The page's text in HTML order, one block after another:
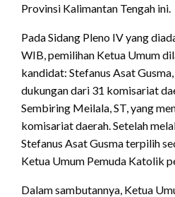
Provinsi Kalimantan Tengah ini.
Pada Sidang Pleno IV yang
WIB, pemilihan Ketua Umum
kandidat: Stefanus Asat
dukungan dari 31 komisariat
Sembiring Meilala, ST, yang
komisariat daerah. Setelah
Stefanus Asat Gusma terpilih
Ketua Umum Pemuda Katolik
Dalam sambutannya, Ketua